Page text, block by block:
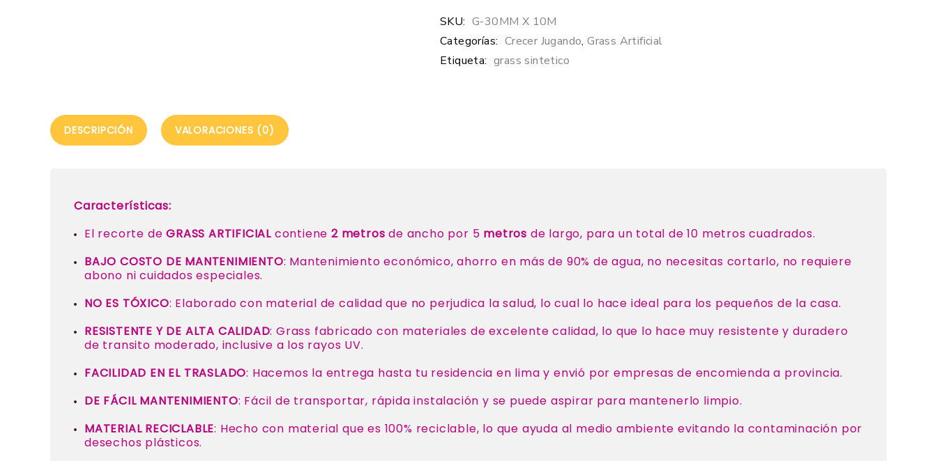
SKU: G-30MM X 10M
Categorías: Crecer Jugando,Grass Artificial
Etiqueta: grass sintetico
DESCRIPCIÓN VALORACIONES (0)
Características:
El recorte deGRASS ARTIFICIAL contiene2 metros de ancho por 5 metros de largo, para un total de 10 metros cuadrados.
BAJO COSTO DE MANTENIMIENTO: Mantenimiento económico, ahorro en más de 90% de agua, no necesitas cortarlo, no requiere
abono ni cuidados especiales.
NO ES TÓXICO: Elaborado con material de calidad que no perjudica la salud, lo cual lo hace ideal para los pequeños de la casa.
RESISTENTE Y DE ALTA CALIDAD: Grass fabricado con materiales de excelente calidad, lo que lo hace muy resistente y duradero
de transito moderado, inclusive a los rayos UV.
FACILIDAD EN EL TRASLADO: Hacemos la entrega hasta tu residencia en lima y envió por empresas de encomienda a provincia.
DE FÁCIL MANTENIMIENTO: Fácil de transportar, rápida instalación y se puede aspirar para mantenerlo limpio.
MATERIAL RECICLABLE: Hecho con material que es 100% reciclable, lo que ayuda al medio ambiente evitando la contaminación por
desechos plásticos.